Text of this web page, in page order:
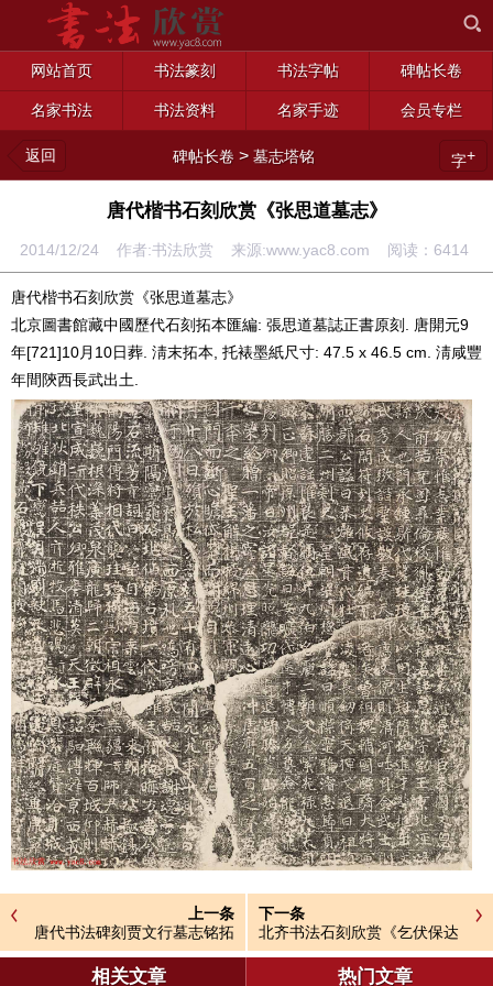
网站首页 书法篆刻 书法字帖 碑帖长卷
名家书法 书法资料 名家手迹 会员专栏
返回 碑帖长卷 >墓志塔铭 字+
唐代楷书石刻欣赏《张思道墓志》
2014/12/24 作者:书法欣赏 来源:www.yac8.com 阅读： 6414
唐代楷书石刻欣赏《张思道墓志》
北京圖書館藏中國歷代石刻拓本匯編: 張思道墓誌正書原刻. 唐開元9
年[721]10月10日葬. 淸末拓本, 托裱墨紙尺寸: 47.5 x 46.5 cm. 淸咸豐
年間陝西長武出土.
上一条
唐代书法碑刻贾文行墓志铭拓
片全图
下一条
北齐书法石刻欣赏《乞伏保达
墓志》
相关文章 热门文章